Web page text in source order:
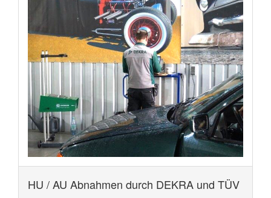
HU / AU Abnahmen durch DEKRA und TÜV